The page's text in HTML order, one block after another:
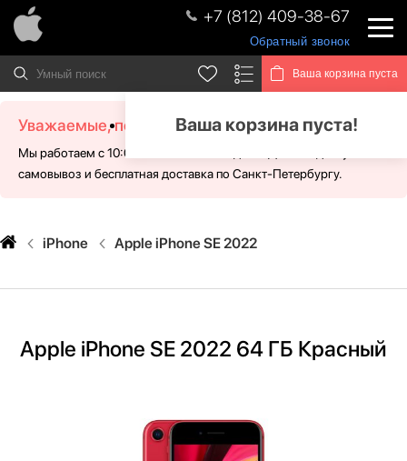
+7 (812) 409-38-67
Обратный звонок
Ваша корзина пуста
Ваша корзина пуста!
Уважаемые, посетители!
Мы работаем с 10:00 - 21:00 без выходных. Для Вас доступен
самовывоз и бесплатная доставка по Санкт-Петербургу.
iPhone Apple iPhone SE 2022
Apple iPhone SE 2022 64 ГБ Красный